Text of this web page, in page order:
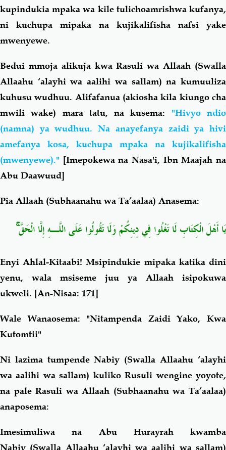
kupindukia mpaka wa kile tulichoamrishwa kufanya,
ni kuchupa mipaka na kujikalifisha nafsi yake
mwenyewe.
Bedui mmoja alikuja kwa Rasuli wa Allaah (Swalla
Allaahu ‘alayhi wa aalihi wa sallam) na kumuuliza
kuhusu wudhuu. Alifafanua (akiosha kila kiungo cha
mwili wake) mara tatu, na kusema: "Hivyo ndio
(namna) ya wudhuu. Na anayefanya zaidi ya hivi
amefanya kosa, kuchupa mpaka na kujikalifisha
(mwenyewe)." [Imepokewa na Nasa'i, Ibn Maajah na
Abu Daawuud]
Pia Allaah (Subhaanahu wa Ta’aalaa) Anasema:
يَا أَهْلَ الْكِتَابِ لَا تَغْلُوا فِي دِينِكُمْ وَلَا تَقُولُوا عَلَى اللَّـهِ إِلَّا الْحَقَّ ۚ
Enyi Ahlal-Kitaabi! Msipindukie mipaka katika dini
yenu, wala msiseme juu ya Allaah isipokuwa
ukweli. [An-Nisaa: 171]
Wale Wanaosema: "Nitampenda Zaidi Yako, Kwa
Kutomtii"
Ni lazima tumpende Nabiy (Swalla Allaahu ‘alayhi
wa aalihi wa sallam) kuliko Rusuli wengine yoyote,
na pale Rasuli wa Allaah (Subhaanahu wa Ta’aalaa)
anaposema:
Imesimuliwa na Abu Hurayrah kwamba
Nabiy (Swalla Allaahu ‘alayhi wa aalihi wa sallam)